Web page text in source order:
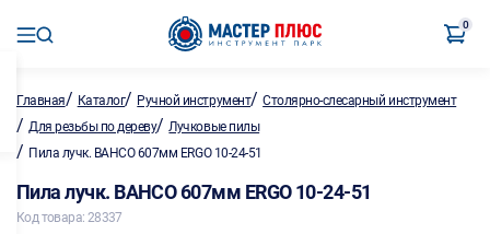
0
Главная/ Каталог/ Ручной инструмент/Столярно-слесарный инструмент
/ Для резьбы по дереву/Лучковые пилы
/ Пила лучк. BAHCO 607мм ERGO 10-24-51
Пила лучк. BAHCO 607мм ERGO 10-24-51
Код товара: 28337